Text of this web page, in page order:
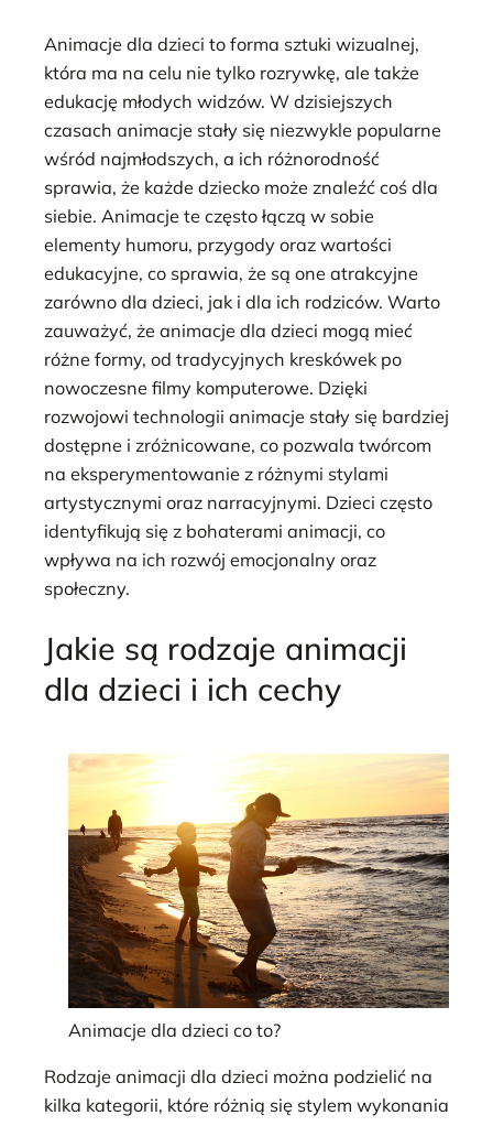
Animacje dla dzieci to forma sztuki wizualnej,
która ma na celu nie tylko rozrywkę, ale także
edukację młodych widzów. W dzisiejszych
czasach animacje stały się niezwykle popularne
wśród najmłodszych, a ich różnorodność
sprawia, że każde dziecko może znaleźć coś dla
siebie. Animacje te często łączą w sobie
elementy humoru, przygody oraz wartości
edukacyjne, co sprawia, że są one atrakcyjne
zarówno dla dzieci, jak i dla ich rodziców. Warto
zauważyć, że animacje dla dzieci mogą mieć
różne formy, od tradycyjnych kreskówek po
nowoczesne filmy komputerowe. Dzięki
rozwojowi technologii animacje stały się bardziej
dostępne i zróżnicowane, co pozwala twórcom
na eksperymentowanie z różnymi stylami
artystycznymi oraz narracyjnymi. Dzieci często
identyfikują się z bohaterami animacji, co
wpływa na ich rozwój emocjonalny oraz
społeczny.
Jakie są rodzaje animacji
dla dzieci i ich cechy
Animacje dla dzieci co to?
Rodzaje animacji dla dzieci można podzielić na
kilka kategorii, które różnią się stylem wykonania